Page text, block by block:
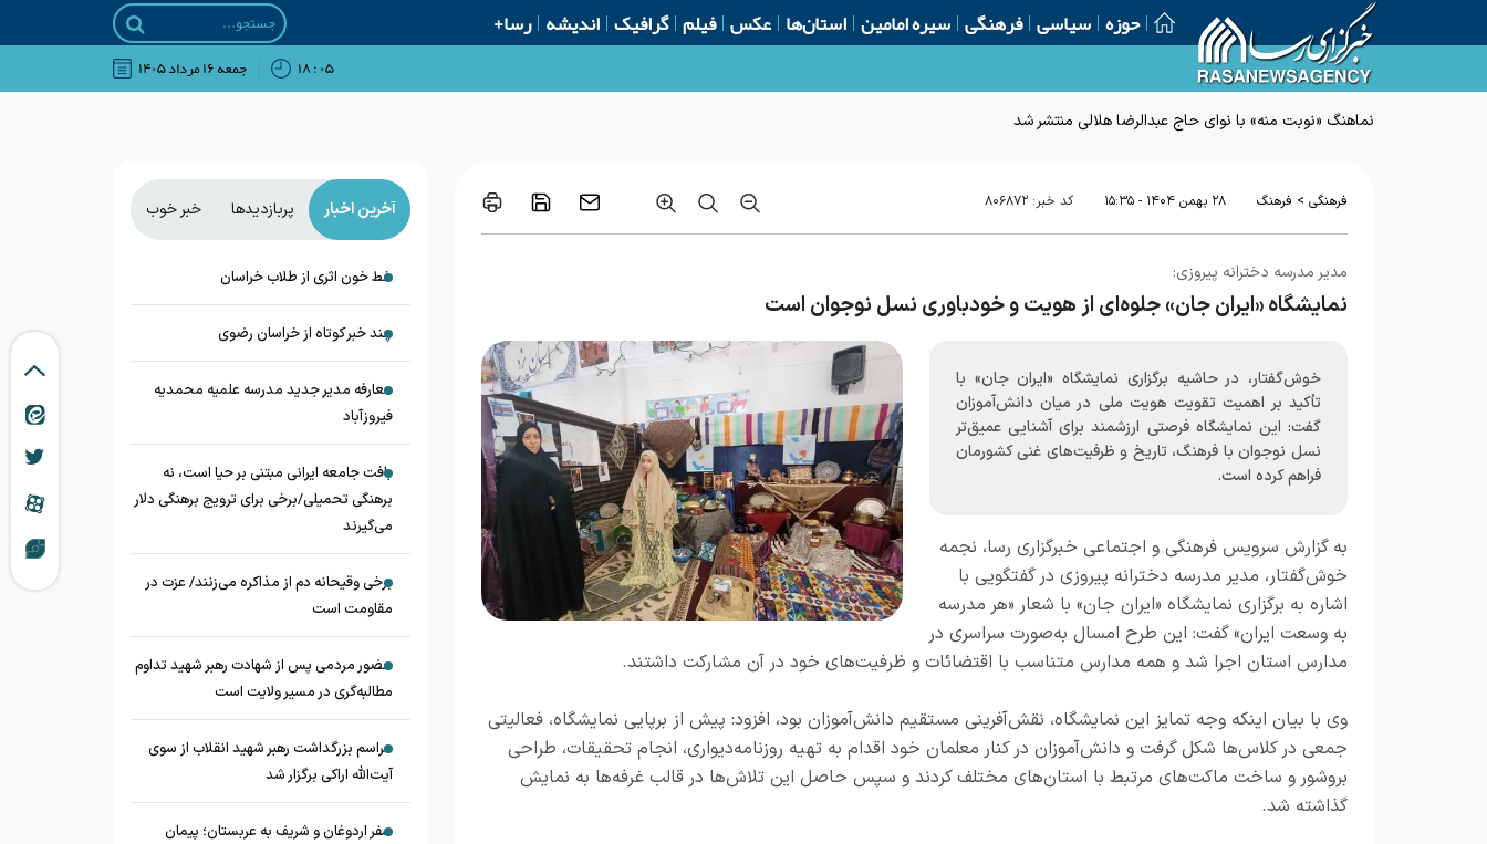
حوزه سیاسی فرهنگی سیره امامین استان‌ها عکس فیلم گرافیک اندیشه رسا+
۰۵ : ۱۸ جمعه ۱۶ مرداد ۱۴۰۵
نماهنگ «نوبت منه» با نوای حاج عبدالرضا هلالی منتشر شد
فرهنگی > فرهنگ ۲۸ بهمن ۱۴۰۴ - ۱۵:۳۵ کد خبر: ۸۰۶۸۷۲
مدیر مدرسه دخترانه پیروزی:
نمایشگاه «ایران جان» جلوه‌ای از هویت و خودباوری نسل نوجوان است
خوش‌گفتار، در حاشیه برگزاری نمایشگاه «ایران جان» با
تأکید بر اهمیت تقویت هویت ملی در میان دانش‌آموزان
گفت: این نمایشگاه فرصتی ارزشمند برای آشنایی عمیق‌تر
نسل نوجوان با فرهنگ، تاریخ و ظرفیت‌های غنی کشورمان
فراهم کرده است.
به گزارش سرویس فرهنگی و اجتماعی خبرگزاری رسا، نجمه
خوش‌گفتار، مدیر مدرسه دخترانه پیروزی در گفتگویی با
اشاره به برگزاری نمایشگاه «ایران جان» با شعار «هر مدرسه
به وسعت ایران» گفت: این طرح امسال به‌صورت سراسری در
مدارس استان اجرا شد و همه مدارس متناسب با اقتضائات و ظرفیت‌های خود در آن مشارکت داشتند.
وی با بیان اینکه وجه تمایز این نمایشگاه، نقش‌آفرینی مستقیم دانش‌آموزان بود، افزود: پیش از برپایی نمایشگاه، فعالیتی
جمعی در کلاس‌ها شکل گرفت و دانش‌آموزان در کنار معلمان خود اقدام به تهیه روزنامه‌دیواری، انجام تحقیقات، طراحی
بروشور و ساخت ماکت‌های مرتبط با استان‌های مختلف کردند و سپس حاصل این تلاش‌ها در قالب غرفه‌ها به نمایش
گذاشته شد.
آخرین اخبار پربازدیدها خبر خوب
خط خون اثری از طلاب خراسان
چند خبر کوتاه از خراسان رضوی
معارفه مدیر جدید مدرسه علمیه محمدیه
فیروزآباد
بافت جامعه ایرانی مبتنی بر حیا است، نه
برهنگی تحمیلی/برخی برای ترویج برهنگی دلار
می‌گیرند
برخی وقیحانه دم از مذاکره می‌زنند/ عزت در
مقاومت است
حضور مردمی پس از شهادت رهبر شهید تداوم
مطالبه‌گری در مسیر ولایت است
مراسم بزرگداشت رهبر شهید انقلاب از سوی
آیت‌الله اراکی برگزار شد
سفر اردوغان و شریف به عربستان؛ پیمان